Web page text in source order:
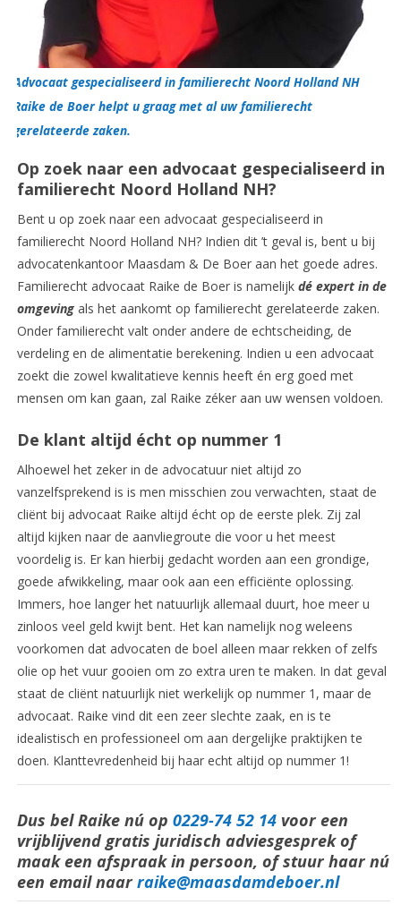
Advocaat gespecialiseerd in familierecht Noord Holland NH
Raike de Boer helpt u graag met al uw familierecht
gerelateerde zaken.
Op zoek naar een advocaat gespecialiseerd in
familierecht Noord Holland NH?
Bent u op zoek naar een advocaat gespecialiseerd in
familierecht Noord Holland NH? Indien dit ’t geval is, bent u bij
advocatenkantoor Maasdam & De Boer aan het goede adres.
Familierecht advocaat Raike de Boer is namelijk dé expert in de
omgeving als het aankomt op familierecht gerelateerde zaken.
Onder familierecht valt onder andere de echtscheiding, de
verdeling en de alimentatie berekening. Indien u een advocaat
zoekt die zowel kwalitatieve kennis heeft én erg goed met
mensen om kan gaan, zal Raike zéker aan uw wensen voldoen.
De klant altijd écht op nummer 1
Alhoewel het zeker in de advocatuur niet altijd zo
vanzelfsprekend is is men misschien zou verwachten, staat de
cliënt bij advocaat Raike altijd écht op de eerste plek. Zij zal
altijd kijken naar de aanvliegroute die voor u het meest
voordelig is. Er kan hierbij gedacht worden aan een grondige,
goede afwikkeling, maar ook aan een efficiënte oplossing.
Immers, hoe langer het natuurlijk allemaal duurt, hoe meer u
zinloos veel geld kwijt bent. Het kan namelijk nog weleens
voorkomen dat advocaten de boel alleen maar rekken of zelfs
olie op het vuur gooien om zo extra uren te maken. In dat geval
staat de cliënt natuurlijk niet werkelijk op nummer 1, maar de
advocaat. Raike vind dit een zeer slechte zaak, en is te
idealistisch en professioneel om aan dergelijke praktijken te
doen. Klanttevredenheid bij haar echt altijd op nummer 1!
Dus bel Raike nú op 0229-74 52 14 voor een
vrijblijvend gratis juridisch adviesgesprek of
maak een afspraak in persoon, of stuur haar nú
een email naar raike@maasdamdeboer.nl